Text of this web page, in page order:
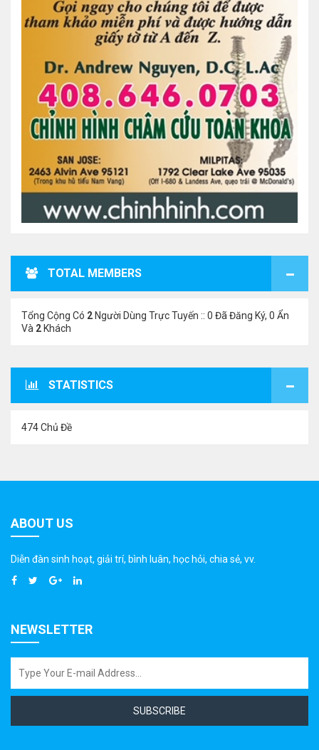
TOTAL MEMBERS
Tổng Cộng Có 2 Người Dùng Trực Tuyến :: 0 Đã Đăng Ký, 0 Ẩn
Và 2 Khách
STATISTICS
474 Chủ Đề
ABOUT US
Diễn đàn sinh hoạt, giải trí, bình luân, học hỏi, chia sẻ, vv.
NEWSLETTER
SUBSCRIBE